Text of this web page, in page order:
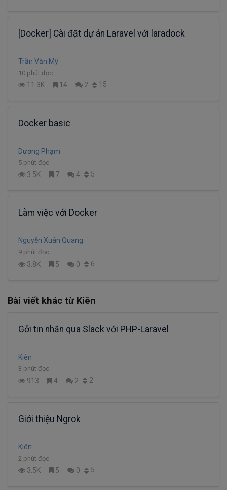
[Docker] Cài đặt dự án Laravel với laradock
Trần Văn Mỹ
10 phút đọc
11.3K 14 2 15
Docker basic
Dương Phạm
5 phút đọc
3.5K 7 4 5
Làm việc với Docker
Nguyễn Xuân Quang
9 phút đọc
3.8K 5 0 6
Bài viết khác từ Kiên
Gởi tin nhắn qua Slack với PHP-Laravel
Kiên
3 phút đọc
913 4 2 2
Giới thiệu Ngrok
Kiên
2 phút đọc
3.5K 5 0 5